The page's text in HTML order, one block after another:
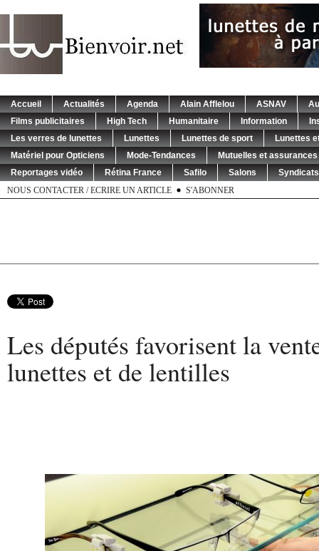
Accueil Actualités Agenda Alain Afflelou ASNAV
Films publicitaires
High Tech Humanitaire Information
Les verres de lunettes
Lunettes Lunettes de sport
Lunettes
Matériel pour Opticiens
Mode-Tendances
Mutuelles et
Reportages vidéo
Rétina France Safilo Salons
Syndicats
NOUS CONTACTER / ECRIRE UN ARTICLE
S'ABONNER
Les députés favorisent la
lunettes et de lentilles